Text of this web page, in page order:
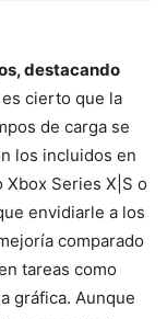
destacando
cierto que la
de carga se
los incluidos en
Xbox Series X|S o
envidiarle a los
comparado
tareas como
gráfica. Aunque